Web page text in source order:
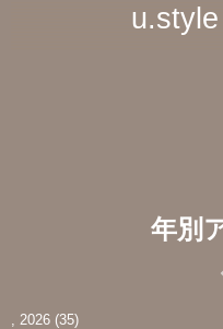
年別
, 2026 (35)